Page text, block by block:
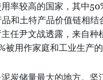
率较高的国家，其中
和土特产品价值链相结
任尹文战透露，来自种
用作家庭和工业生产的
炭储量最大的地方。